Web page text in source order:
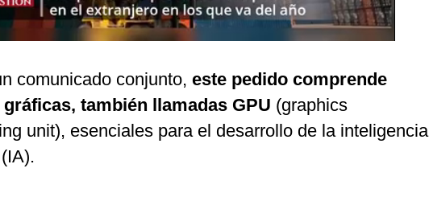
comunicado conjunto, este pedido comprende
también llamadas GPU (graphics
unit), esenciales para el desarrollo de la inteligencia